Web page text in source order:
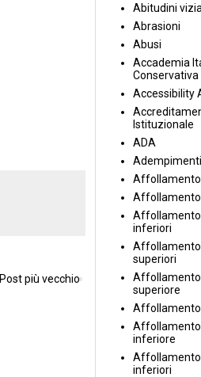
Post più vecchio
Abitudini
Abrasioni
Abusi
Accademia
Conservativa
Accessibility
Istituzionale
ADA
Adempimenti
Affollamento
inferiori
Affollamento
superiori
Affollamento
superiore
inferiore
Affollamento
inferiori